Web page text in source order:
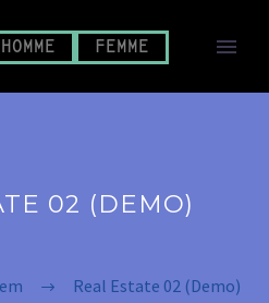
HOMME FEMME
02 (DEMO)
Real Estate 02 (Demo)